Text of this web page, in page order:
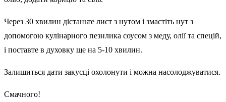
Через 30 хвилин дістаньте лист з нутом і змастіть нут з
допомогою кулінарного пезнлика соусом з меду, олії та спецій,
і поставте в духовку ще на 5-10 хвилин.
Залишиться дати закусці охолонути і можна насолоджуватися.
Смачного!